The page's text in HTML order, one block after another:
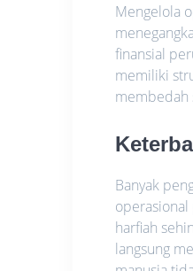
Mengelola
finansial
memiliki
membedah
Banyak
operasional
harfiah
langsung